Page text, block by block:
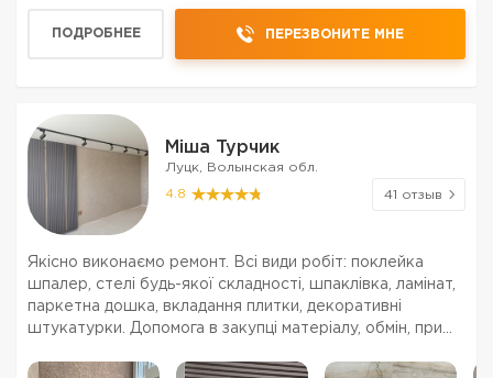
ПОДРОБНЕЕ ПЕРЕЗВОНИТЕ МНЕ
Міша Турчик
Луцк, Волынская обл.
4.8 41 отзыв
Якісно виконаємо ремонт. Всі види робіт: поклейка
шпалер, стелі будь-якої складності, шпаклівка, ламінат,
паркетна дошка, вкладання плитки, декоративні
штукатурки. Допомога в закупці матеріалу, обмін, при
проекту. Порядність і якість гарантуємо.